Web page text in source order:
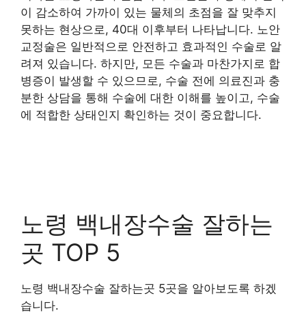
이 감소하여 가까이 있는 물체의 초점을 잘 맞추지
못하는 현상으로, 40대 이후부터 나타납니다. 노안
교정술은 일반적으로 안전하고 효과적인 수술로 알
려져 있습니다. 하지만, 모든 수술과 마찬가지로 합
병증이 발생할 수 있으므로, 수술 전에 의료진과 충
분한 상담을 통해 수술에 대한 이해를 높이고, 수술
에 적합한 상태인지 확인하는 것이 중요합니다.
노령 백내장수술 잘하는
곳 TOP 5
노령 백내장수술 잘하는곳 5곳을 알아보도록 하겠
습니다.